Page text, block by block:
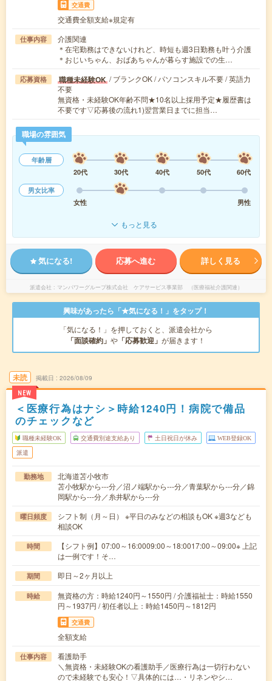
交通費
交通費全額支給※規定有
仕事内容
介護関連
＊在宅勤務はできないけれど、時短も週3日勤務も叶う介護
＊おじいちゃん、おばあちゃんが暮らす施設での生…
応募資格 職種未経験OK / ブランクOK / パソコンスキル不要 / 英語力
不要
無資格・未経験OK年齢不問★10名以上採用予定★履歴書は
不要です▽応募後の流れ1)翌営業日までに担当…
職場の雰囲気
年齢層
20代
30代 40代 50代
60代
男女比率
女性
男性
もっと見る
気になる! 応募へ進む 詳しく見る
派遣会社 マンパワーグループ株式会社 ケアサービス事業部 （医療福祉介護関連）
興味があったら「★気になる！」をタップ！
「気になる！」を押しておくと、派遣会社から
「面談確約」 や 「応募歓迎」 が届きます！
未読
NEW
掲載日 2026/08/09
＜医療行為はナシ＞時給1240円！病院で備品
のチェックなど
職種未経験OK 交通費別途支給あり 土日祝日が休み WEB登録OK
派遣
勤務地
北海道苫小牧市
苫小牧駅から---分／沼ノ端駅から---分／青葉駅から---分／錦
岡駅から---分／糸井駅から---分
曜日頻度
シフト制（月～日） ※平日のみなどの相談もOK ※週3なども
相談OK
時間
【シフト例】07:00～16:0009:00～18:0017:00～09:00※ 上記
は一例です！そ…
期間 即日～2ヶ月以上
時給
無資格の方：時給1240円～1550円 / 介護福祉士：時給1550
円～1937円 / 初任者以上：時給1450円～1812円
交通費
全額支給
仕事内容
看護助手
＼無資格・未経験OKの看護助手／医療行為は一切行わない
ので未経験でも安心！▽具体的には…・リネンやシ…